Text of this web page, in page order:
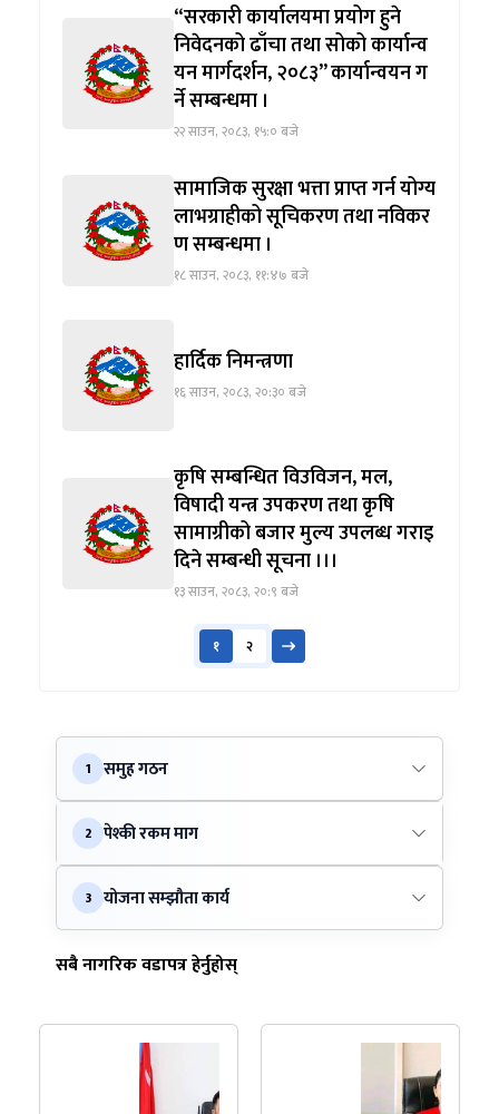
“सरकारी कार्यालयमा प्रयोग हुने
निवेदनको ढाँचा तथा सोको कार्यान्व
यन मार्गदर्शन, २०८३” कार्यान्वयन ग
र्ने सम्बन्धमा ।
२२ साउन, २०८३, १५:० बजे
सामाजिक सुरक्षा भत्ता प्राप्त गर्न योग्य
लाभग्राहीको सूचिकरण तथा नविकर
ण सम्बन्धमा ।
१८ साउन, २०८३, ११:४७ बजे
हार्दिक निमन्त्रणा
१६ साउन, २०८३, २०:३० बजे
कृषि सम्बन्धित विउविजन, मल,
विषादी यन्त्र उपकरण तथा कृषि
सामाग्रीको बजार मुल्य उपलब्ध गराइ
दिने सम्बन्धी सूचना ।।।
१३ साउन, २०८३, २०:९ बजे
१ २
1 समुह गठन
2 पेश्की रकम माग
3 योजना सम्झौता कार्य
सबै नागरिक वडापत्र हेर्नुहोस्